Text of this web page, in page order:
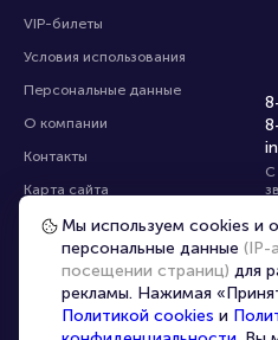
VIP-билеты
Условия использования
Персональные данные
О компании
Контакты
Карта сайта
Управление cookies
С
Главная |
Мы используем cookies и
персональные данные (IP-
посещении страниц) для
рекламы. Нажимая
Политикой cookies и